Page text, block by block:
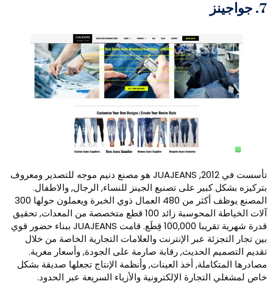
تأسست في 2012, JUAJEANS هو مصنع دنيم موجه للتصدير ومعروف
على تصنيع الجينز للنساء, الرجال, والاطفال.
المصنع يوظف أكثر من 480 العمال ذوي الخبرة ويعملون حولها 300
آلات الخياطة المحوسبة زائد 100 قطع متخصصة من المعدات, تحقيق
قدرة شهرية تقريبا 100,000 قِطَع. قامت JUAJEANS ببناء حضور قوي
عبر الإنترنت والعلامات التجارية الخاصة من خلال
الحديث, رقابة صارمة على الجودة, وأسعار مغرية.
أخذ العينات, وأنظمة الإنتاج تجعلها صديقة بشكل
الإلكترونية والأزياء السريعة عبر الحدود.